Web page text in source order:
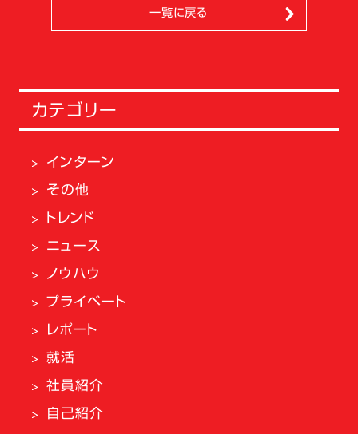
一覧に戻る
カテゴリー
インターン
その他
トレンド
ニュース
ノウハウ
プライベート
レポート
就活
社員紹介
自己紹介